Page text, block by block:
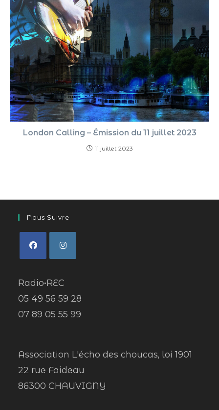
London Calling – Émission du 11 juillet 2023
11 juillet 2023
Nous Suivre
Radio•REC
05 49 56 59 28
07 89 05 55 99
Association L'écho des choucas, loi 1901
22 rue Faideau
86300 CHAUVIGNY